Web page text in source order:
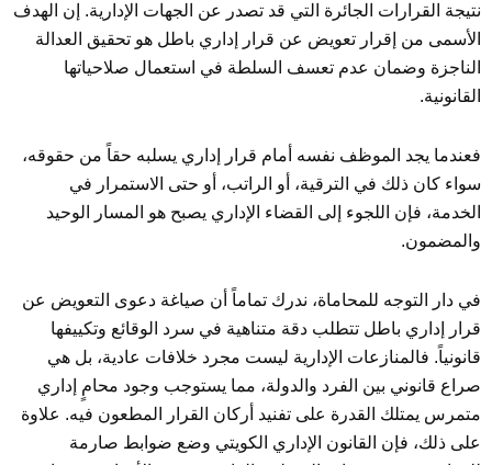
نتيجة القرارات الجائرة التي قد تصدر عن الجهات الإدارية. إن الهدف
الأسمى من إقرار تعويض عن قرار إداري باطل هو تحقيق العدالة
الناجزة وضمان عدم تعسف السلطة في استعمال صلاحياتها
القانونية.
فعندما يجد الموظف نفسه أمام قرار إداري يسلبه حقاً من حقوقه،
سواء كان ذلك في الترقية، أو الراتب، أو حتى الاستمرار في
الخدمة، فإن اللجوء إلى القضاء الإداري يصبح هو المسار الوحيد
والمضمون.
في دار التوجه للمحاماة، ندرك تماماً أن صياغة دعوى التعويض عن
قرار إداري باطل تتطلب دقة متناهية في سرد الوقائع وتكييفها
قانونياً. فالمنازعات الإدارية ليست مجرد خلافات عادية، بل هي
صراع قانوني بين الفرد والدولة، مما يستوجب وجود محامٍ إداري
متمرس يمتلك القدرة على تفنيد أركان القرار المطعون فيه. علاوة
على ذلك، فإن القانون الإداري الكويتي وضع ضوابط صارمة